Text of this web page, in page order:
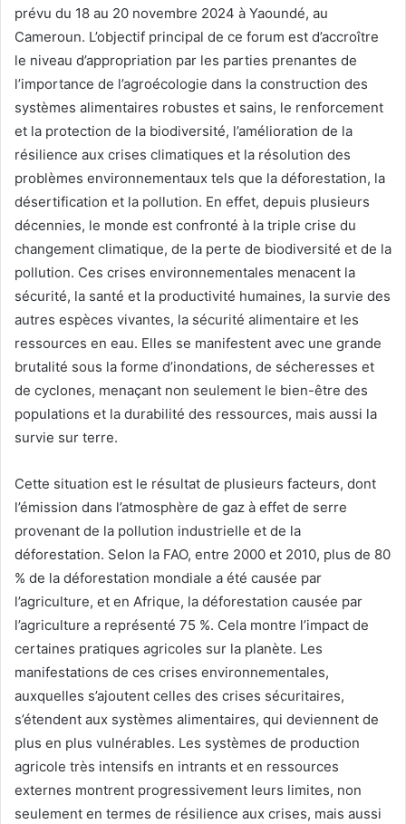
prévu du 18 au 20 novembre 2024 à Yaoundé, au
Cameroun. L’objectif principal de ce forum est d’accroître
le niveau d’appropriation par les parties prenantes de
l’importance de l’agroécologie dans la construction des
systèmes alimentaires robustes et sains, le renforcement
et la protection de la biodiversité, l’amélioration de la
résilience aux crises climatiques et la résolution des
problèmes environnementaux tels que la déforestation, la
désertification et la pollution. En effet, depuis plusieurs
décennies, le monde est confronté à la triple crise du
changement climatique, de la perte de biodiversité et de la
pollution. Ces crises environnementales menacent la
sécurité, la santé et la productivité humaines, la survie des
autres espèces vivantes, la sécurité alimentaire et les
ressources en eau. Elles se manifestent avec une grande
brutalité sous la forme d’inondations, de sécheresses et
de cyclones, menaçant non seulement le bien-être des
populations et la durabilité des ressources, mais aussi la
survie sur terre.
Cette situation est le résultat de plusieurs facteurs, dont
l’émission dans l’atmosphère de gaz à effet de serre
provenant de la pollution industrielle et de la
déforestation. Selon la FAO, entre 2000 et 2010, plus de 80
% de la déforestation mondiale a été causée par
l’agriculture, et en Afrique, la déforestation causée par
l’agriculture a représenté 75 %. Cela montre l’impact de
certaines pratiques agricoles sur la planète. Les
manifestations de ces crises environnementales,
auxquelles s’ajoutent celles des crises sécuritaires,
s’étendent aux systèmes alimentaires, qui deviennent de
plus en plus vulnérables. Les systèmes de production
agricole très intensifs en intrants et en ressources
externes montrent progressivement leurs limites, non
seulement en termes de résilience aux crises, mais aussi